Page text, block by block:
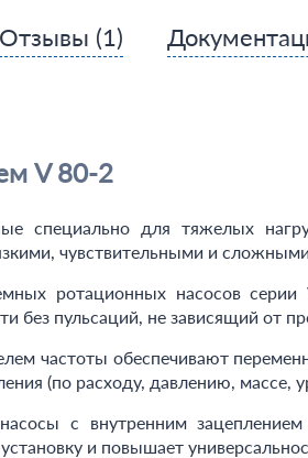
Отзывы (1)
V 80-2
специально для тяжелых
чувствительными и
ротационных насосов
без пульсаций, не зависящий от
частоты обеспечивают
(по расходу, давлению, массе,
с внутренним
и повышает